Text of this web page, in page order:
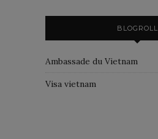
BLOGROLL
Ambassade du Vietnam
Visa vietnam